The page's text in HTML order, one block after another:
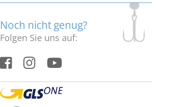
Noch nicht genug?
Folgen Sie uns auf: